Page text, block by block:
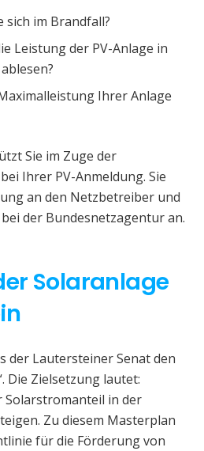
sich im Brandfall?
Leistung der PV-Anlage in
Ihrer Anlage
Sie im Zuge der
Ihrer PV-Anmeldung. Sie
an den Netzbetreiber und
der Bundesnetzagentur an.
Solaranlage
der Lautersteiner Senat den
Die Zielsetzung lautet:
Solarstromanteil in der
Zu diesem Masterplan
für die Förderung von